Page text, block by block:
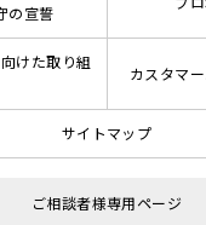
の宣誓
けた取り組
カスタマ
サイトマップ
ご相談者様専用ページ